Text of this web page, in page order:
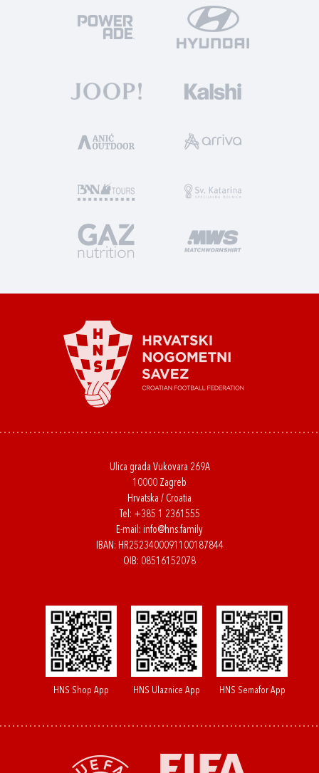
Ulica grada Vukovara 269A
10000 Zagreb
Hrvatska / Croatia
Tel: +385 1 2361555
E-mail: info@hns.family
IBAN: HR2523400091100187844
OIB: 08516152078
HNS Shop App HNS Ulaznice App HNS Semafor App